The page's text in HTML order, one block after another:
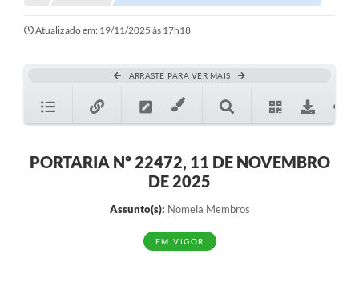
Atualizado em: 19/11/2025 às 17h18
ARRASTE PARA VER MAIS
PORTARIA Nº 22472, 11 DE NOVEMBRO
DE 2025
Assunto(s): Nomeia Membros
EM VIGOR